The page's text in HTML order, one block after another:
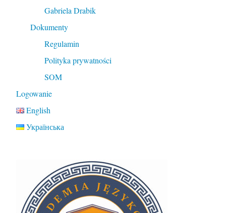
Gabriela Drabik
Dokumenty
Regulamin
Polityka prywatności
SOM
Logowanie
English
Українська